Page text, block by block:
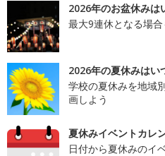
2026年のお盆休みは
最大9連休となる場合
2026年の夏休みはい
学校の夏休みを地域
画しよう
夏休みイベントカレ
日付から夏休みのイ